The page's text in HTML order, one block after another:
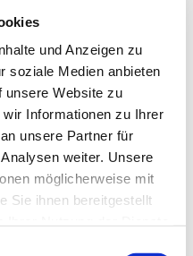
und Anzeigen zu
soziale Medien anbieten
unsere Website zu
Informationen zu Ihrer
unsere Partner für
weiter. Unsere
möglicherweise mit
Sie ihnen bereitgestellt
33102
Paderborn